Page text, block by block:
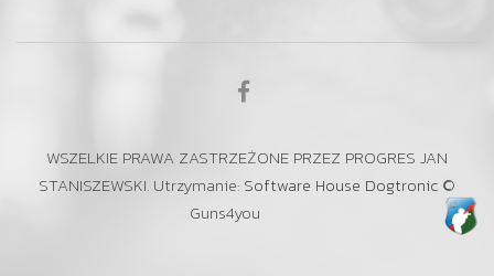
WSZELKIE PRAWA ZASTRZEŻONE PRZEZ PROGRES JAN
STANISZEWSKI. Utrzymanie: Software House Dogtronic ©
Guns4you